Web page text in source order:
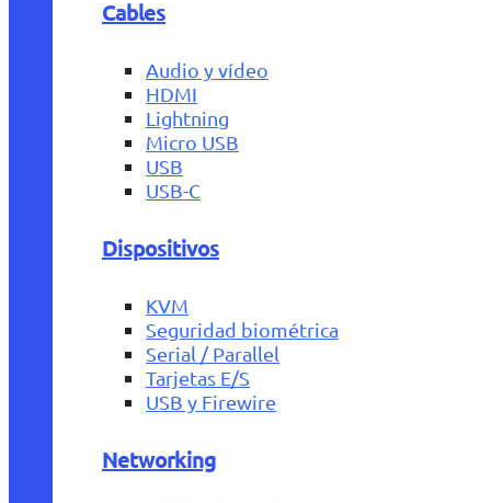
Cables
Audio y vídeo
HDMI
Lightning
Micro USB
USB
USB-C
Dispositivos
KVM
Seguridad biométrica
Serial / Parallel
Tarjetas E/S
USB y Firewire
Networking